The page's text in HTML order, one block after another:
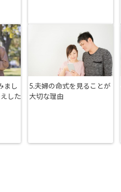
まし
した
5.夫婦の命式を見ることが
大切な理由